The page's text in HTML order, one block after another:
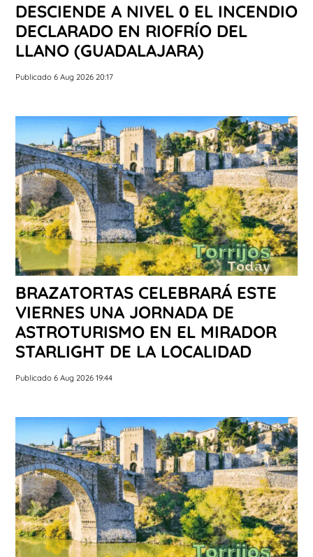
DESCIENDE A NIVEL 0 EL INCENDIO
DECLARADO EN RIOFRÍO DEL
LLANO (GUADALAJARA)
Publicado 6 Aug 2026 20:17
BRAZATORTAS CELEBRARÁ ESTE
VIERNES UNA JORNADA DE
ASTROTURISMO EN EL MIRADOR
STARLIGHT DE LA LOCALIDAD
Publicado 6 Aug 2026 19:44